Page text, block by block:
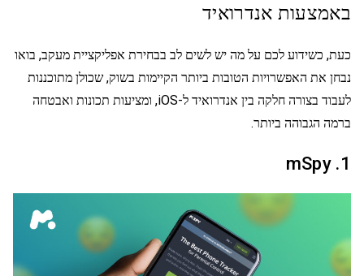
באמצעות אנדרואיד
כעת, כשידוע לכם על מה יש לשים לב בבחירת אפליקציית מעקב, בואו
נבחן את האפשרויות הטובות ביותר הקיימות בשוק, שכולן מתוכננות
לעבוד בצורה חלקה בין אנדרואיד ל-iOS, ומציעות תכונות ואבטחה
ברמה הגבוהה ביותר.
1. mSpy